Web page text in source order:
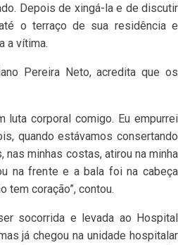
Depois de xingá-la e de discutir
o terraço de sua residência e
a vítima.
Pereira Neto, acredita que os
luta corporal comigo. Eu empurrei
quando estávamos consertando
nas minhas costas, atirou na minha
na frente e a bala foi na cabeça
tem coração”, contou.
socorrida e levada ao Hospital
já chegou na unidade hospitalar